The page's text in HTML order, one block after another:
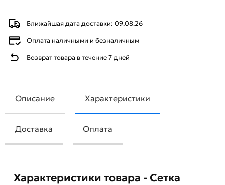
Ближайшая дата доставки: 09.08.26
Оплата наличными и безналичным
Возврат товара в течение 7 дней
Описание Характеристики
Доставка Оплата
Характеристики товара - Сетка